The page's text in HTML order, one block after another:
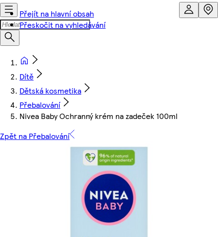
Přejít na hlavní obsah
Přeskočit na vyhledávání
Dítě
Dětská kosmetika
Přebalování
Nivea Baby Ochranný krém na zadeček 100ml
Zpět na Přebalování